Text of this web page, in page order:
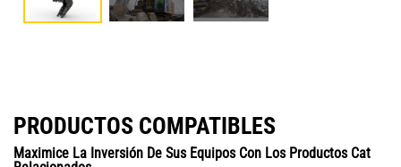
PRODUCTOS COMPATIBLES
Maximice La Inversión De Sus Equipos Con Los Productos Cat